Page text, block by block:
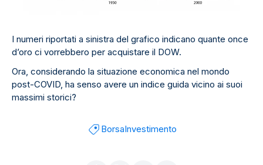
I numeri riportati a sinistra del grafico indicano quante once
d’oro ci vorrebbero per acquistare il DOW.
Ora, considerando la situazione economica nel mondo
post-COVID, ha senso avere un indice guida vicino ai suoi
massimi storici?
BorsaInvestimento